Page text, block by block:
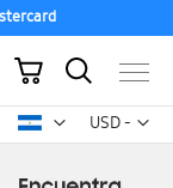
USD -
dólar
Mi carrito